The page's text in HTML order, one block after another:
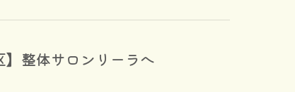
整体サロンリーラへ